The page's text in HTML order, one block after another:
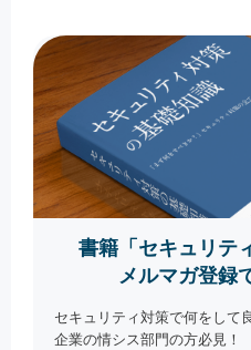
書籍「セキュリテ
メルマガ登録
セキュリティ対策で何をして
企業の情シス部門の方必見！